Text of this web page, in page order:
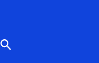
Rechercher